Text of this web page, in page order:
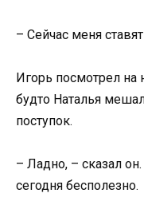
– Сейчас меня
Игорь посмотрел на
будто Наталья
поступок.
– Ладно, – сказал
сегодня бесполезно.